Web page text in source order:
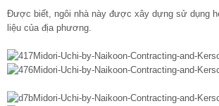
Được biết, ngôi nhà này được xây dựng sử dụng
liệu của địa phương.